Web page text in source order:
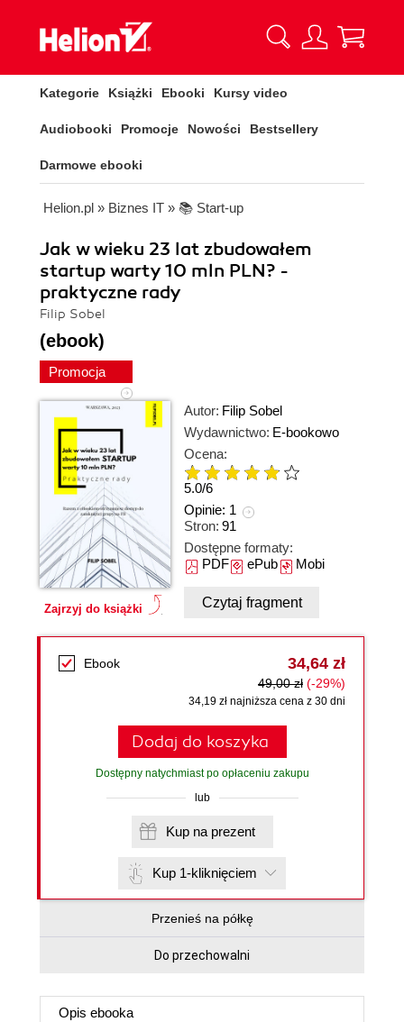
Kategorie Książki Ebooki Kursy video
Audiobooki Promocje Nowości Bestsellery
Darmowe ebooki
Helion.pl » Biznes IT » 📚 Start-up
Jak w wieku 23 lat zbudowałem
startup warty 10 mln PLN? -
praktyczne rady
Filip Sobel
(ebook)
Promocja
Zajrzyj do książki
Autor: Filip Sobel
Wydawnictwo: E-bookowo
Ocena:
5.0/6
Opinie: 1
Stron: 91
Dostępne formaty:
PDFePubMobi
Czytaj fragment
Ebook 34,64 zł
49,00 zł (-29%)
34,19 zł najniższa cena z 30 dni
Dodaj do koszyka
Dostępny natychmiast po opłaceniu zakupu
lub
Kup na prezent
Kup 1-kliknięciem
Przenieś na półkę
Do przechowalni
Opis ebooka